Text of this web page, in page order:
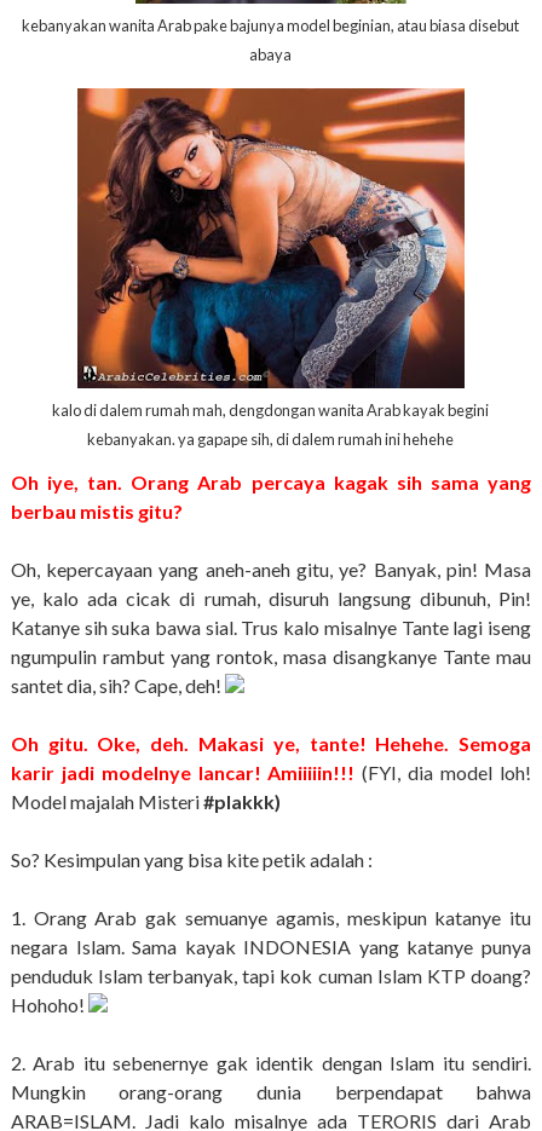
kebanyakan wanita Arab pake bajunya model beginian, atau biasa disebut
abaya
kalo di dalem rumah mah, dengdongan wanita Arab kayak begini
kebanyakan. ya gapape sih, di dalem rumah ini hehehe
Oh iye, tan. Orang Arab percaya kagak sih sama yang
berbau mistis gitu?
Oh, kepercayaan yang aneh-aneh gitu, ye? Banyak, pin! Masa
ye, kalo ada cicak di rumah, disuruh langsung dibunuh, Pin!
Katanye sih suka bawa sial. Trus kalo misalnye Tante lagi iseng
ngumpulin rambut yang rontok, masa disangkanye Tante mau
santet dia, sih? Cape, deh!
Oh gitu. Oke, deh. Makasi ye, tante! Hehehe. Semoga
karir jadi modelnye lancar! Amiiiiin!!! (FYI, dia model loh!
Model majalah Misteri#plakkk)
So? Kesimpulan yang bisa kite petik adalah :
1. Orang Arab gak semuanye agamis, meskipun katanye itu
negara Islam. Sama kayak INDONESIA yang katanye punya
penduduk Islam terbanyak, tapi kok cuman Islam KTP doang?
Hohoho!
2. Arab itu sebenernye gak identik dengan Islam itu sendiri.
Mungkin orang-orang dunia berpendapat bahwa
ARAB=ISLAM. Jadi kalo misalnye ada TERORIS dari Arab